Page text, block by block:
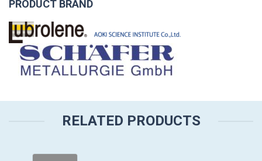
PRODUCT BRAND
RELATED PRODUCTS